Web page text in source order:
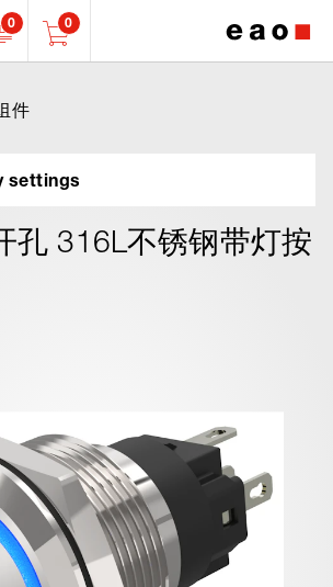
0 0
件
settings
孔 316L不锈钢带灯按